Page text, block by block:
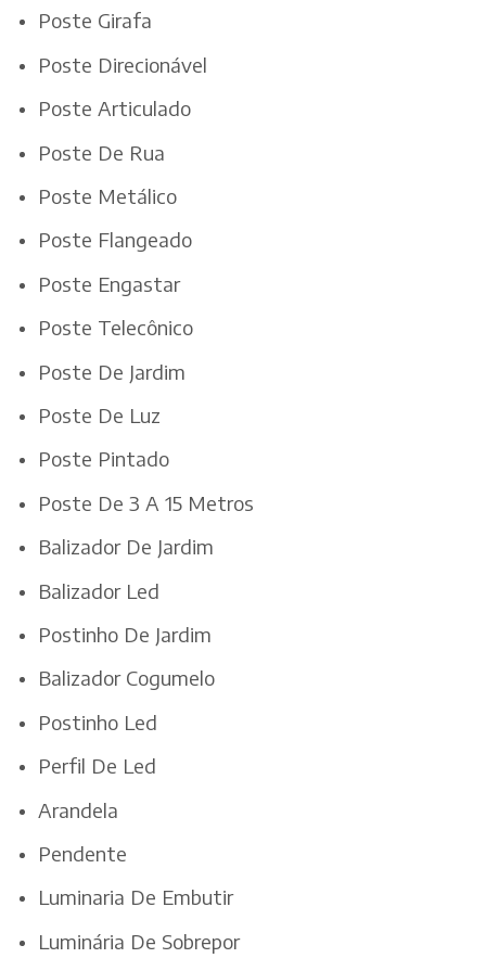
Poste Girafa
Poste Direcionável
Poste Articulado
Poste De Rua
Poste Metálico
Poste Flangeado
Poste Engastar
Poste Telecônico
Poste De Jardim
Poste De Luz
Poste Pintado
Poste De 3 A 15 Metros
Balizador De Jardim
Balizador Led
Postinho De Jardim
Balizador Cogumelo
Postinho Led
Perfil De Led
Arandela
Pendente
Luminaria De Embutir
Luminária De Sobrepor